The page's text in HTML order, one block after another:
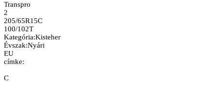
Transpro
2
205/65R15C
100/102T
Kategória:Kisteher
Évszak:Nyári
EU
címke:
C